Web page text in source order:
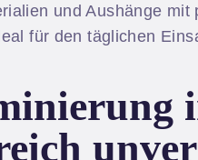
und Aushänge
für den täglichen